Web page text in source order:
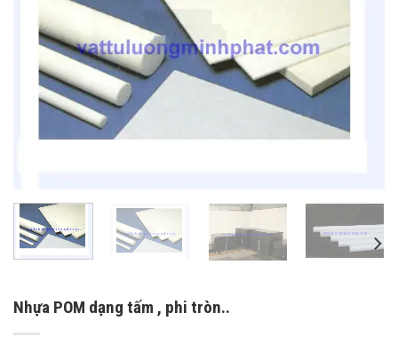
Nhựa POM dạng tấm , phi tròn..